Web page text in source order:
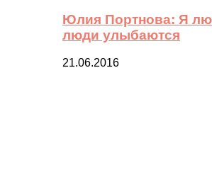
Юлия Портнова: Я
люди улыбаются
21.06.2016